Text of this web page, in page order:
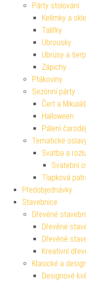
Párty stolování
Kelímky a
Talířky
Ubrousky
Ubrusy a
Zápichy
Ptákoviny
Sezónní párty
Čert a Mikuláš
Halloween
Pálení
Tematické
Svatba a
Svatební
Tlapková
Předobjednávky
Stavebnice
Dřevěné
Dřevěné
Dřevěné
Kreativní
Klasické a
Designové